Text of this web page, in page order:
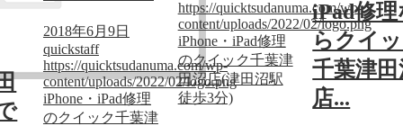
2018年6月9日
quickstaff
https://quicktsudanuma.com/wp-
content/uploads/2022/02/logo.png
iPhone・iPad修理
のクイック千葉津
https://quicktsudanuma.com/wp-
content/uploads/2022/02/logo.png
iPhone・iPad修理
のクイック千葉津
田沼店(津田沼駅
徒歩3分)
iPad修
らクイ
千葉津
店...